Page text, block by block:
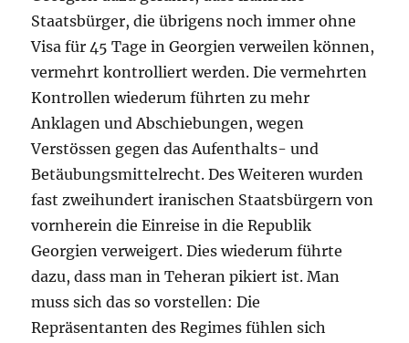
Staatsbürger, die übrigens noch immer ohne
Visa für 45 Tage in Georgien verweilen können,
vermehrt kontrolliert werden. Die vermehrten
Kontrollen wiederum führten zu mehr
Anklagen und Abschiebungen, wegen
Verstössen gegen das Aufenthalts- und
Betäubungsmittelrecht. Des Weiteren wurden
fast zweihundert iranischen Staatsbürgern von
vornherein die Einreise in die Republik
Georgien verweigert. Dies wiederum führte
dazu, dass man in Teheran pikiert ist. Man
muss sich das so vorstellen: Die
Repräsentanten des Regimes fühlen sich